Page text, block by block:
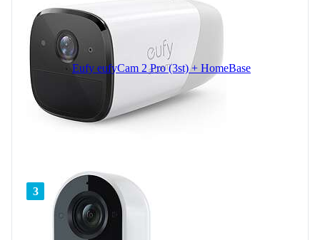
Eufy eufyCam 2 Pro (3st) + HomeBase
3